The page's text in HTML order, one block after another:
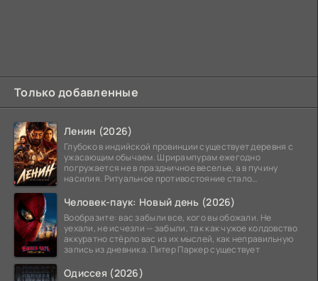
Только добавленные
Ленин (2026)
Глубоко в индийской провинции существует деревня с
ужасающим обычаем. Шрирампурам ежегодно
погружается не в праздничное веселье, а в пучину
насилия. Ритуальное противостояние стало
Человек-паук: Новый день (2026)
Вообразите: вас забыли все, кого вы обожали. Не
уехали, не исчезли — забыли, так как чужое колдовство
аккуратно стёрло вас из их мыслей, как неправильную
запись из дневника. Питер Паркер существует
Одиссея (2026)